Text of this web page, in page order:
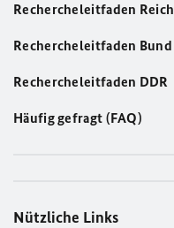
Rechercheleitfaden Reich
Rechercheleitfaden Bund
Rechercheleitfaden DDR
Häufig gefragt (FAQ)
Nützliche Links